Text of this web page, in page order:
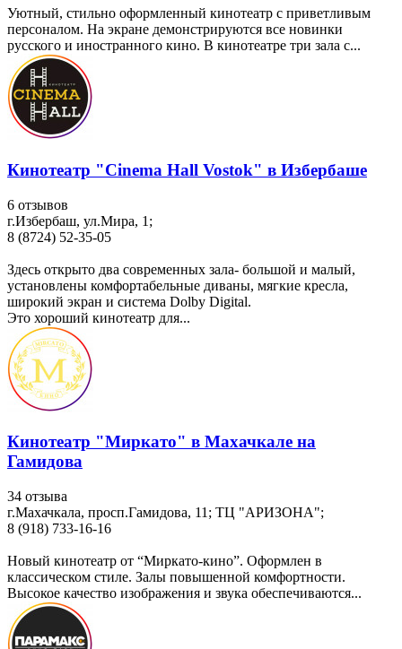
Уютный, стильно оформленный кинотеатр с приветливым
персоналом. На экране демонстрируются все новинки
русского и иностранного кино. В кинотеатре три зала с...
Кинотеатр "Cinema Hall Vostok" в Избербаше
6 отзывов
г.Избербаш, ул.Мира, 1;
8 (8724) 52-35-05
Здесь открыто два современных зала- большой и малый,
установлены комфортабельные диваны, мягкие кресла,
широкий экран и система Dolby Digital.
Это хороший кинотеатр для...
Кинотеатр "Миркато" в Махачкале на
Гамидова
34 отзыва
г.Махачкала, просп.Гамидова, 11; ТЦ "АРИЗОНА";
8 (918) 733-16-16
Новый кинотеатр от “Миркато-кино”. Оформлен в
классическом стиле. Залы повышенной комфортности.
Высокое качество изображения и звука обеспечиваются...